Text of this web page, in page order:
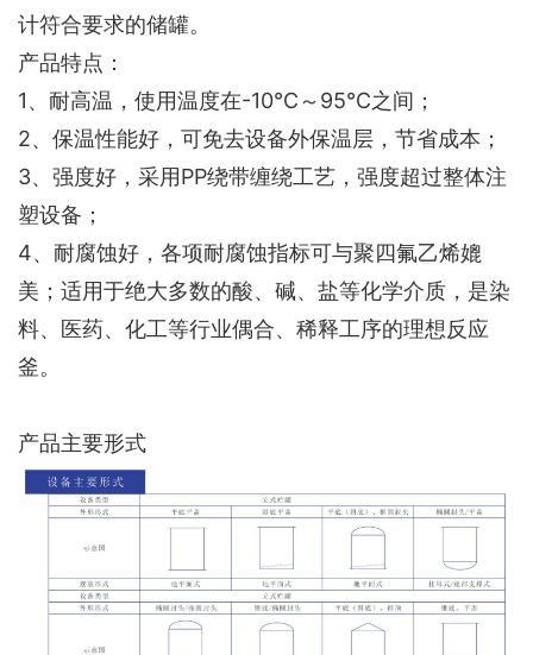
计符合要求的储罐。
产品特点：
1、耐高温，使用温度在-10℃～95℃之间；
2、保温性能好，可免去设备外保温层，节省成本；
3、强度好，采用PP绕带缠绕工艺，强度超过整体注
塑设备；
4、耐腐蚀好，各项耐腐蚀指标可与聚四氟乙烯媲
美；适用于绝大多数的酸、碱、盐等化学介质，是染
料、医药、化工等行业偶合、稀释工序的理想反应
釜。
产品主要形式